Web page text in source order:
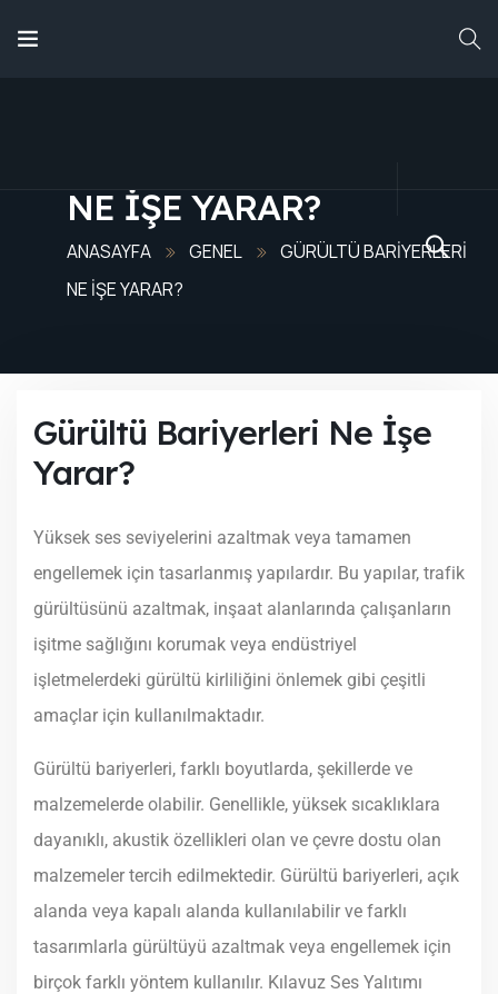
HIZMETLERIMIZ
İLETIŞIM
NE İŞE YARAR?
ANASAYFA GENEL
GÜRÜLTÜ BARIYERLERI
NE İŞE YARAR?
Gürültü Bariyerleri Ne İşe
Yarar?
Yüksek ses seviyelerini azaltmak veya tamamen
engellemek için tasarlanmış yapılardır. Bu yapılar, trafik
gürültüsünü azaltmak, inşaat alanlarında çalışanların
işitme sağlığını korumak veya endüstriyel
işletmelerdeki gürültü kirliliğini önlemek gibi çeşitli
amaçlar için kullanılmaktadır.
Gürültü bariyerleri, farklı boyutlarda, şekillerde ve
malzemelerde olabilir. Genellikle, yüksek sıcaklıklara
dayanıklı, akustik özellikleri olan ve çevre dostu olan
malzemeler tercih edilmektedir. Gürültü bariyerleri, açık
alanda veya kapalı alanda kullanılabilir ve farklı
tasarımlarla gürültüyü azaltmak veya engellemek için
birçok farklı yöntem kullanılır. Kılavuz Ses Yalıtımı